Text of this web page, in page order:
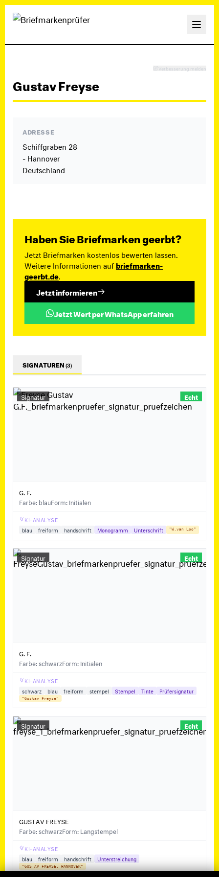
Verbesserung melden
Gustav Freyse
ADRESSE
Schiffgraben 28
- Hannover
Deutschland
Haben Sie Briefmarken geerbt?
Jetzt Briefmarken kostenlos bewerten lassen.
Weitere Informationen aufbriefmarken-
geerbt.de
Jetzt informieren
Jetzt Wert per WhatsApp erfahren
SIGNATUREN(3)
Signatur Echt
G. F.
Farbe: blauForm: Initialen
KI-ANALYSE
blau
freiform handschrift Monogramm Unterschrift "W.van Loo"
Signatur Echt
G. F.
Farbe: schwarzForm: Initialen
KI-ANALYSE
schwarz
blau freiform stempel Stempel Tinte Prüfersignatur
"Gustav Freyse"
Signatur Echt
GUSTAV FREYSE
Farbe: schwarzForm: Langstempel
KI-ANALYSE
blau
freiform handschrift Unterstreichung
"GUSTAV FREVSE, HANNOVER"